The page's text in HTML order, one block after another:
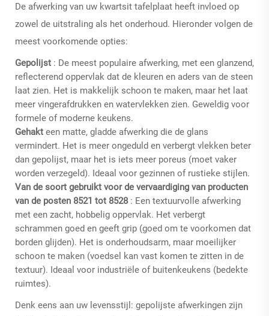
De afwerking van uw kwartsit tafelplaat heeft invloed op
zowel de uitstraling als het onderhoud. Hieronder volgen de
meest voorkomende opties:
Gepolijst : De meest populaire afwerking, met een glanzend,
reflecterend oppervlak dat de kleuren en aders van de steen
laat zien. Het is makkelijk schoon te maken, maar het laat
meer vingerafdrukken en watervlekken zien. Geweldig voor
formele of moderne keukens.
Gehakt een matte, gladde afwerking die de glans
vermindert. Het is meer ongeduld en verbergt vlekken beter
dan gepolijst, maar het is iets meer poreus (moet vaker
worden verzegeld). Ideaal voor gezinnen of rustieke stijlen.
Van de soort gebruikt voor de vervaardiging van producten
van de posten 8521 tot 8528 : Een textuurvolle afwerking
met een zacht, hobbelig oppervlak. Het verbergt
schrammen goed en geeft grip (goed om te voorkomen dat
borden glijden). Het is onderhoudsarm, maar moeilijker
schoon te maken (voedsel kan vast komen te zitten in de
textuur). Ideaal voor industriële of buitenkeukens (bedekte
ruimtes).
Denk eens aan uw levensstijl: gepolijste afwerkingen zijn